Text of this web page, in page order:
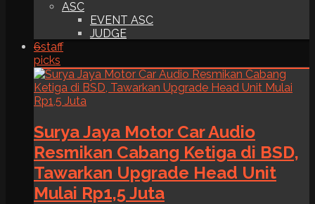
ASC
EVENT ASC
JUDGE
6staff
picks
Surya Jaya Motor Car Audio
Resmikan Cabang Ketiga di BSD,
Tawarkan Upgrade Head Unit
Mulai Rp1,5 Juta